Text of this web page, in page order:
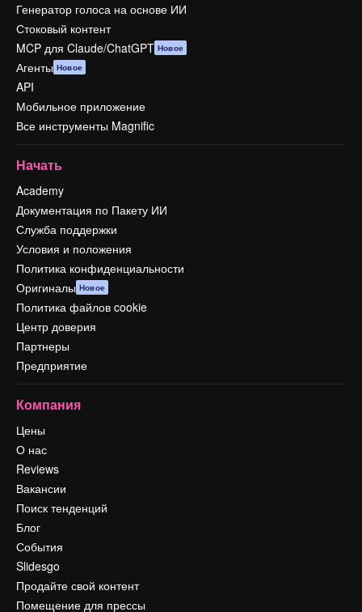
Генератор голоса на основе ИИ
Стоковый контент
MCP для Claude/ChatGPT Новое
Агенты Новое
API
Мобильное приложение
Все инструменты Magnific
Начать
Academy
Документация по Пакету ИИ
Служба поддержки
Условия и положения
Политика конфиденциальности
Оригиналы Новое
Политика файлов cookie
Центр доверия
Партнеры
Предприятие
Компания
Цены
О нас
Reviews
Вакансии
Поиск тенденций
Блог
События
Slidesgo
Продайте свой контент
Помещение для прессы